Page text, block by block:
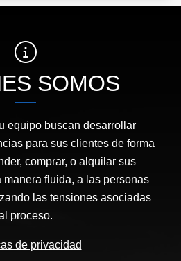
SOMOS
equipo buscan desarrollar
para sus clientes de forma
comprar, o alquilar sus
fluida, a las personas
las tensiones asociadas
proceso.
de privacidad